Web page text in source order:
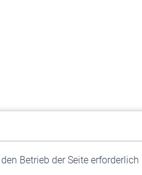
Betrieb der Seite erforderlich